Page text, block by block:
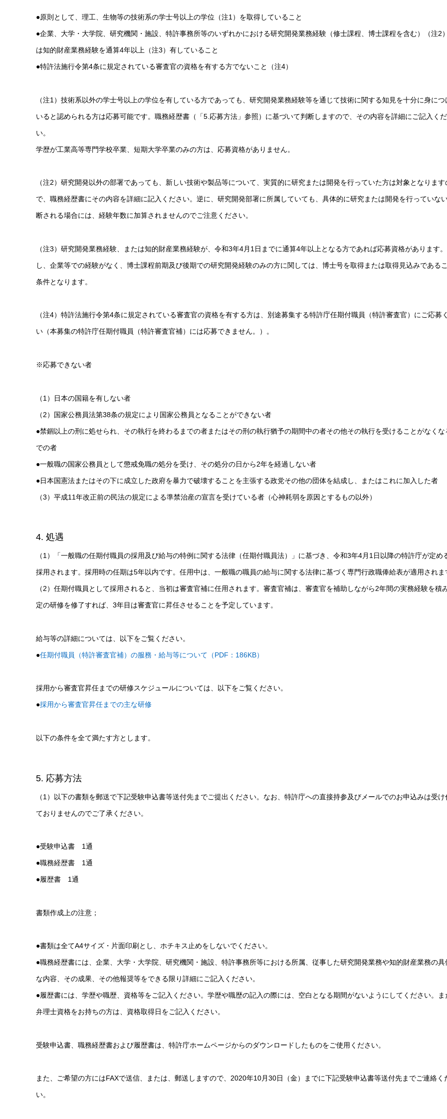
●原則として、理工、生物等の技術系の学士号以上の学位（注1）を取得していること
●企業、大学・大学院、研究機関・施設、特許事務所等のいずれかにおける研究開発業務経験（修士課程、博士課程を含む）（注2
は知的財産業務経験を通算4年以上（注3）有していること
●特許法施行令第4条に規定されている審査官の資格を有する方でないこと（注4）
（注1）技術系以外の学士号以上の学位を有している方であっても、研究開発業務経験等を通じて技術に関する知見を十分に身につ
いると認められる方は応募可能です。職務経歴書（「5.応募方法」参照）に基づいて判断しますので、その内容を詳細にご記入く
い。
学歴が工業高等専門学校卒業、短期大学卒業のみの方は、応募資格がありません。
（注2）研究開発以外の部署であっても、新しい技術や製品等について、実質的に研究または開発を行っていた方は対象となります
で、職務経歴書にその内容を詳細に記入ください。逆に、研究開発部署に所属していても、具体的に研究または開発を行っていな
断される場合には、経験年数に加算されませんのでご注意ください。
（注3）研究開発業務経験、または知的財産業務経験が、令和3年4月1日までに通算4年以上となる方であれば応募資格があります
し、企業等での経験がなく、博士課程前期及び後期での研究開発経験のみの方に関しては、博士号を取得または取得見込みである
条件となります。
（注4）特許法施行令第4条に規定されている審査官の資格を有する方は、別途募集する特許庁任期付職員（特許審査官）にご応募
い（本募集の特許庁任期付職員（特許審査官補）には応募できません。）。
※応募できない者
（1）日本の国籍を有しない者
（2）国家公務員法第38条の規定により国家公務員となることができない者
●禁錮以上の刑に処せられ、その執行を終わるまでの者またはその刑の執行猶予の期間中の者その他その執行を受けることがなくな
での者
●一般職の国家公務員として懲戒免職の処分を受け、その処分の日から2年を経過しない者
●日本国憲法またはその下に成立した政府を暴力で破壊することを主張する政党その他の団体を結成し、またはこれに加入した者
（3）平成11年改正前の民法の規定による準禁治産の宣言を受けている者（心神耗弱を原因とするもの以外）
4. 処遇
（1）「一般職の任期付職員の採用及び給与の特例に関する法律（任期付職員法）」に基づき、令和3年4月1日以降の特許庁が定め
採用されます。採用時の任期は5年以内です。任用中は、一般職の職員の給与に関する法律に基づく専門行政職俸給表が適用されま
（2）任期付職員として採用されると、当初は審査官補に任用されます。審査官補は、審査官を補助しながら2年間の実務経験を積
定の研修を修了すれば、3年目は審査官に昇任させることを予定しています。
給与等の詳細については、以下をご覧ください。
●任期付職員（特許審査官補）の服務・給与等について（PDF：186KB）
採用から審査官昇任までの研修スケジュールについては、以下をご覧ください。
●採用から審査官昇任までの主な研修
以下の条件を全て満たす方とします。
5. 応募方法
（1）以下の書類を郵送で下記受験申込書等送付先までご提出ください。なお、特許庁への直接持参及びメールでのお申込みは受け
ておりませんのでご了承ください。
●受験申込書 1通
●職務経歴書 1通
●履歴書 1通
書類作成上の注意；
●書類は全てA4サイズ・片面印刷とし、ホチキス止めをしないでください。
●職務経歴書には、企業、大学・大学院、研究機関・施設、特許事務所等における所属、従事した研究開発業務や知的財産業務の具
な内容、その成果、その他報奨等をできる限り詳細にご記入ください。
●履歴書には、学歴や職歴、資格等をご記入ください。学歴や職歴の記入の際には、空白となる期間がないようにしてください。ま
弁理士資格をお持ちの方は、資格取得日をご記入ください。
受験申込書、職務経歴書および履歴書は、特許庁ホームページからのダウンロードしたものをご使用ください。
また、ご希望の方にはFAXで送信、または、郵送しますので、2020年10月30日（金）までに下記受験申込書等送付先までご連絡く
い。